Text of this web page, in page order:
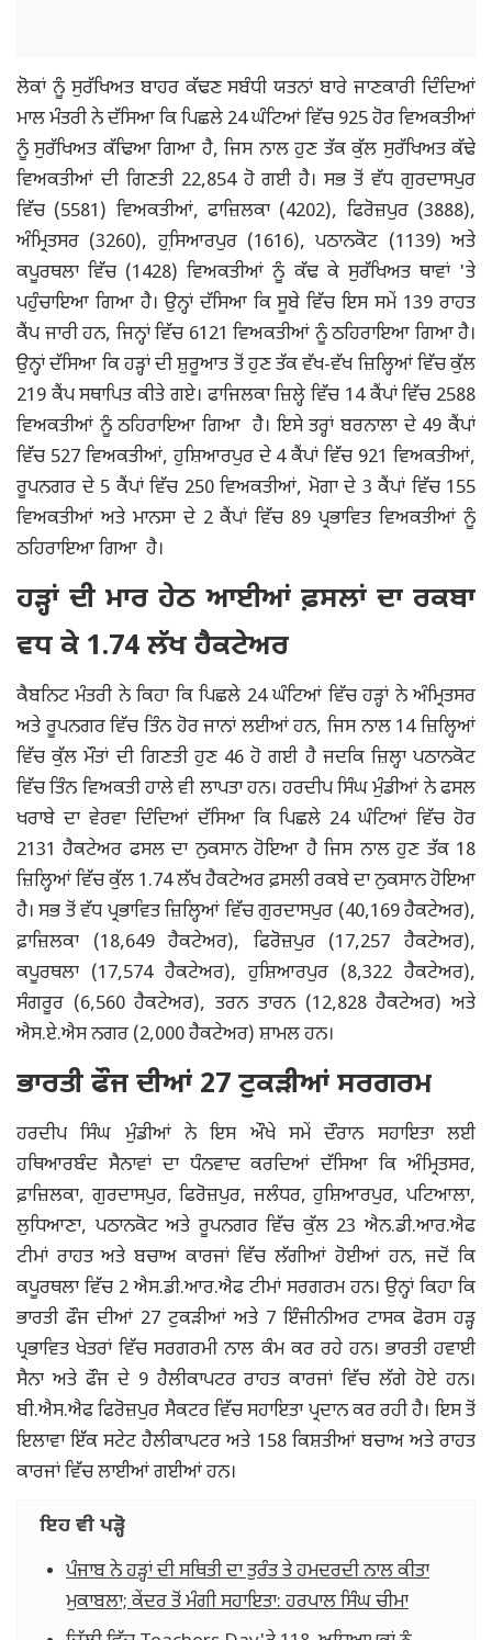
ਲੋਕਾਂ ਨੂੰ ਸੁਰੱਖਿਅਤ ਬਾਹਰ ਕੱਢਣ ਸਬੰਧੀ ਯਤਨਾਂ ਬਾਰੇ ਜਾਣਕਾਰੀ ਦਿੰਦਿਆਂ
ਮਾਲ ਮੰਤਰੀ ਨੇ ਦੱਸਿਆ ਕਿ ਪਿਛਲੇ 24 ਘੰਟਿਆਂ ਵਿੱਚ 925 ਹੋਰ ਵਿਅਕਤੀਆਂ
ਨੂੰ ਸੁਰੱਖਿਅਤ ਕੱਢਿਆ ਗਿਆ ਹੈ, ਜਿਸ ਨਾਲ ਹੁਣ ਤੱਕ ਕੁੱਲ ਸੁਰੱਖਿਅਤ ਕੱਢੇ
ਵਿਅਕਤੀਆਂ ਦੀ ਗਿਣਤੀ 22,854 ਹੋ ਗਈ ਹੈ। ਸਭ ਤੋਂ ਵੱਧ ਗੁਰਦਾਸਪੁਰ
ਵਿੱਚ (5581) ਵਿਅਕਤੀਆਂ, ਫਾਜ਼ਿਲਕਾ (4202), ਫਿਰੋਜ਼ਪੁਰ (3888),
ਅੰਮ੍ਰਿਤਸਰ (3260), ਹੁਸਿ਼ਆਰਪੁਰ (1616), ਪਠਾਨਕੋਟ (1139) ਅਤੇ
ਕਪੂਰਥਲਾ ਵਿੱਚ (1428) ਵਿਅਕਤੀਆਂ ਨੂੰ ਕੱਢ ਕੇ ਸੁਰੱਖਿਅਤ ਥਾਵਾਂ 'ਤੇ
ਪਹੁੰਚਾਇਆ ਗਿਆ ਹੈ। ਉਨ੍ਹਾਂ ਦੱਸਿਆ ਕਿ ਸੂਬੇ ਵਿੱਚ ਇਸ ਸਮੇਂ 139 ਰਾਹਤ
ਕੈਂਪ ਜਾਰੀ ਹਨ, ਜਿਨ੍ਹਾਂ ਵਿੱਚ 6121 ਵਿਅਕਤੀਆਂ ਨੂੰ ਠਹਿਰਾਇਆ ਗਿਆ ਹੈ।
ਉਨ੍ਹਾਂ ਦੱਸਿਆ ਕਿ ਹੜ੍ਹਾਂ ਦੀ ਸ਼ੁਰੂਆਤ ਤੋਂ ਹੁਣ ਤੱਕ ਵੱਖ-ਵੱਖ ਜ਼ਿਲ੍ਹਿਆਂ ਵਿੱਚ ਕੁੱਲ
219 ਕੈਂਪ ਸਥਾਪਿਤ ਕੀਤੇ ਗਏ। ਫਾਜਿਲਕਾ ਜ਼ਿਲ੍ਹੇ ਵਿੱਚ 14 ਕੈਂਪਾਂ ਵਿੱਚ 2588
ਵਿਅਕਤੀਆਂ ਨੂੰ ਠਹਿਰਾਇਆ ਗਿਆ ਹੈ। ਇਸੇ ਤਰ੍ਹਾਂ ਬਰਨਾਲਾ ਦੇ 49 ਕੈਂਪਾਂ
ਵਿੱਚ 527 ਵਿਅਕਤੀਆਂ, ਹੁਸ਼ਿਆਰਪੁਰ ਦੇ 4 ਕੈਂਪਾਂ ਵਿੱਚ 921 ਵਿਅਕਤੀਆਂ,
ਰੂਪਨਗਰ ਦੇ 5 ਕੈਂਪਾਂ ਵਿੱਚ 250 ਵਿਅਕਤੀਆਂ, ਮੋਗਾ ਦੇ 3 ਕੈਂਪਾਂ ਵਿੱਚ 155
ਵਿਅਕਤੀਆਂ ਅਤੇ ਮਾਨਸਾ ਦੇ 2 ਕੈਂਪਾਂ ਵਿੱਚ 89 ਪ੍ਰਭਾਵਿਤ ਵਿਅਕਤੀਆਂ ਨੂੰ
ਠਹਿਰਾਇਆ ਗਿਆ ਹੈ।
ਹੜ੍ਹਾਂ ਦੀ ਮਾਰ ਹੇਠ ਆਈਆਂ ਫ਼ਸਲਾਂ ਦਾ ਰਕਬਾ
ਵਧ ਕੇ 1.74 ਲੱਖ ਹੈਕਟੇਅਰ
ਕੈਬਨਿਟ ਮੰਤਰੀ ਨੇ ਕਿਹਾ ਕਿ ਪਿਛਲੇ 24 ਘੰਟਿਆਂ ਵਿੱਚ ਹੜ੍ਹਾਂ ਨੇ ਅੰਮ੍ਰਿਤਸਰ
ਅਤੇ ਰੂਪਨਗਰ ਵਿੱਚ ਤਿੰਨ ਹੋਰ ਜਾਨਾਂ ਲਈਆਂ ਹਨ, ਜਿਸ ਨਾਲ 14 ਜ਼ਿਲ੍ਹਿਆਂ
ਵਿੱਚ ਕੁੱਲ ਮੌਤਾਂ ਦੀ ਗਿਣਤੀ ਹੁਣ 46 ਹੋ ਗਈ ਹੈ ਜਦਕਿ ਜ਼ਿਲ੍ਹਾ ਪਠਾਨਕੋਟ
ਵਿੱਚ ਤਿੰਨ ਵਿਅਕਤੀ ਹਾਲੇ ਵੀ ਲਾਪਤਾ ਹਨ। ਹਰਦੀਪ ਸਿੰਘ ਮੁੰਡੀਆਂ ਨੇ ਫਸਲ
ਖਰਾਬੇ ਦਾ ਵੇਰਵਾ ਦਿੰਦਿਆਂ ਦੱਸਿਆ ਕਿ ਪਿਛਲੇ 24 ਘੰਟਿਆਂ ਵਿੱਚ ਹੋਰ
2131 ਹੈਕਟੇਅਰ ਫਸਲ ਦਾ ਨੁਕਸਾਨ ਹੋਇਆ ਹੈ ਜਿਸ ਨਾਲ ਹੁਣ ਤੱਕ 18
ਜ਼ਿਲ੍ਹਿਆਂ ਵਿੱਚ ਕੁੱਲ 1.74 ਲੱਖ ਹੈਕਟੇਅਰ ਫ਼ਸਲੀ ਰਕਬੇ ਦਾ ਨੁਕਸਾਨ ਹੋਇਆ
ਹੈ। ਸਭ ਤੋਂ ਵੱਧ ਪ੍ਰਭਾਵਿਤ ਜ਼ਿਲ੍ਹਿਆਂ ਵਿੱਚ ਗੁਰਦਾਸਪੁਰ (40,169 ਹੈਕਟੇਅਰ),
ਫ਼ਾਜ਼ਿਲਕਾ (18,649 ਹੈਕਟੇਅਰ), ਫਿਰੋਜ਼ਪੁਰ (17,257 ਹੈਕਟੇਅਰ),
ਕਪੂਰਥਲਾ (17,574 ਹੈਕਟੇਅਰ), ਹੁਸ਼ਿਆਰਪੁਰ (8,322 ਹੈਕਟੇਅਰ),
ਸੰਗਰੂਰ (6,560 ਹੈਕਟੇਅਰ), ਤਰਨ ਤਾਰਨ (12,828 ਹੈਕਟੇਅਰ) ਅਤੇ
ਐਸ.ਏ.ਐਸ ਨਗਰ (2,000 ਹੈਕਟੇਅਰ) ਸ਼ਾਮਲ ਹਨ।
ਭਾਰਤੀ ਫੌਜ ਦੀਆਂ 27 ਟੁਕੜੀਆਂ ਸਰਗਰਮ
ਹਰਦੀਪ ਸਿੰਘ ਮੁੰਡੀਆਂ ਨੇ ਇਸ ਔਖੇ ਸਮੇਂ ਦੌਰਾਨ ਸਹਾਇਤਾ ਲਈ
ਹਥਿਆਰਬੰਦ ਸੈਨਾਵਾਂ ਦਾ ਧੰਨਵਾਦ ਕਰਦਿਆਂ ਦੱਸਿਆ ਕਿ ਅੰਮ੍ਰਿਤਸਰ,
ਫ਼ਾਜ਼ਿਲਕਾ, ਗੁਰਦਾਸਪੁਰ, ਫਿਰੋਜ਼ਪੁਰ, ਜਲੰਧਰ, ਹੁਸ਼ਿਆਰਪੁਰ, ਪਟਿਆਲਾ,
ਲੁਧਿਆਣਾ, ਪਠਾਨਕੋਟ ਅਤੇ ਰੂਪਨਗਰ ਵਿੱਚ ਕੁੱਲ 23 ਐਨ.ਡੀ.ਆਰ.ਐਫ
ਟੀਮਾਂ ਰਾਹਤ ਅਤੇ ਬਚਾਅ ਕਾਰਜਾਂ ਵਿੱਚ ਲੱਗੀਆਂ ਹੋਈਆਂ ਹਨ, ਜਦੋਂ ਕਿ
ਕਪੂਰਥਲਾ ਵਿੱਚ 2 ਐਸ.ਡੀ.ਆਰ.ਐਫ ਟੀਮਾਂ ਸਰਗਰਮ ਹਨ। ਉਨ੍ਹਾਂ ਕਿਹਾ ਕਿ
ਭਾਰਤੀ ਫੌਜ ਦੀਆਂ 27 ਟੁਕੜੀਆਂ ਅਤੇ 7 ਇੰਜੀਨੀਅਰ ਟਾਸਕ ਫੋਰਸ ਹੜ੍ਹ
ਪ੍ਰਭਾਵਿਤ ਖੇਤਰਾਂ ਵਿੱਚ ਸਰਗਰਮੀ ਨਾਲ ਕੰਮ ਕਰ ਰਹੇ ਹਨ। ਭਾਰਤੀ ਹਵਾਈ
ਸੈਨਾ ਅਤੇ ਫੌਜ ਦੇ 9 ਹੈਲੀਕਾਪਟਰ ਰਾਹਤ ਕਾਰਜਾਂ ਵਿੱਚ ਲੱਗੇ ਹੋਏ ਹਨ।
ਬੀ.ਐਸ.ਐਫ ਫਿਰੋਜ਼ਪੁਰ ਸੈਕਟਰ ਵਿੱਚ ਸਹਾਇਤਾ ਪ੍ਰਦਾਨ ਕਰ ਰਹੀ ਹੈ। ਇਸ ਤੋਂ
ਇਲਾਵਾ ਇੱਕ ਸਟੇਟ ਹੈਲੀਕਾਪਟਰ ਅਤੇ 158 ਕਿਸ਼ਤੀਆਂ ਬਚਾਅ ਅਤੇ ਰਾਹਤ
ਕਾਰਜਾਂ ਵਿੱਚ ਲਾਈਆਂ ਗਈਆਂ ਹਨ।
ਇਹ ਵੀ ਪੜ੍ਹੋ
ਪੰਜਾਬ ਨੇ ਹੜ੍ਹਾਂ ਦੀ ਸਥਿਤੀ ਦਾ ਤੁਰੰਤ ਤੇ ਹਮਦਰਦੀ ਨਾਲ ਕੀਤਾ
ਮੁਕਾਬਲਾ; ਕੇਂਦਰ ਤੋਂ ਮੰਗੀ ਸਹਾਇਤਾ: ਹਰਪਾਲ ਸਿੰਘ ਚੀਮਾ